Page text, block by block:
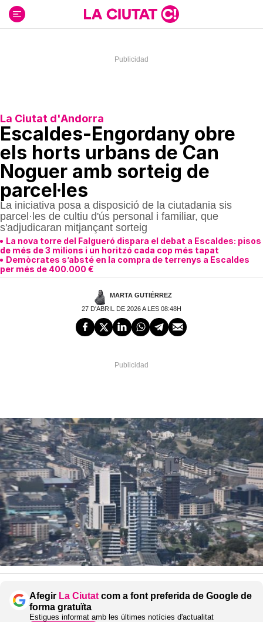
contenido
La Ciutat d'Andorra
Escaldes-Engordany obre
els horts urbans de Can
Noguer amb sorteig de
parcel·les
La iniciativa posa a disposició de la ciutadania sis
parcel·les de cultiu d'ús personal i familiar, que
s'adjudicaran mitjançant sorteig
La nova torre del Falgueró dispara el debat a Escaldes: pisos
de més de 3 milions i un horitzó cada cop més tapat
Demòcrates s’absté en la compra de terrenys a Escaldes
per més de 400.000 €
MARTA GUTIÉRREZ
27 D'ABRIL DE 2026 A LES 08:48H
Afegir La Ciutat com a font preferida de Google de
forma gratuïta
Estigues informat amb les últimes notícies d'actualitat